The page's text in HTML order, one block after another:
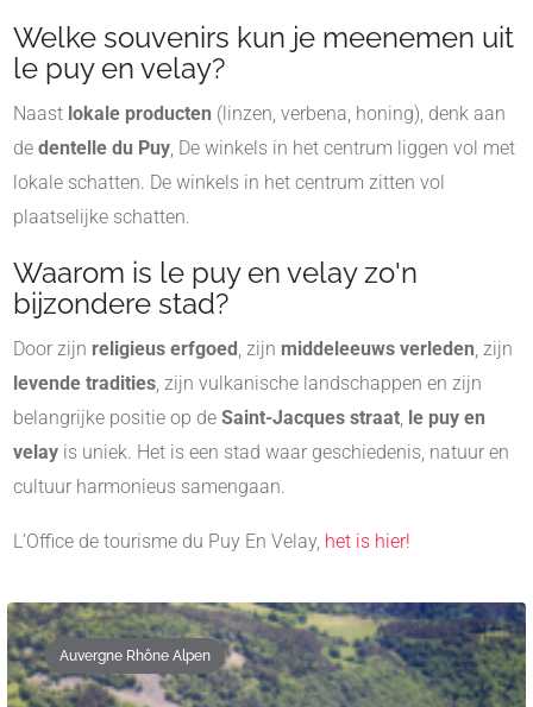
Welke souvenirs kun je meenemen uit
le puy en velay?
Naast lokale producten (linzen, verbena, honing), denk aan
de dentelle du Puy, De winkels in het centrum liggen vol met
lokale schatten. De winkels in het centrum zitten vol
plaatselijke schatten.
Waarom is le puy en velay zo'n
bijzondere stad?
Door zijn religieus erfgoed , zijn middeleeuws verleden, zijn
levende tradities, zijn vulkanische landschappen en zijn
belangrijke positie op de Saint-Jacques straat, le puy en
velay is uniek. Het is een stad waar geschiedenis, natuur en
cultuur harmonieus samengaan.
L’Office de tourisme du Puy En Velay, het is hier!
Auvergne Rhône Alpen